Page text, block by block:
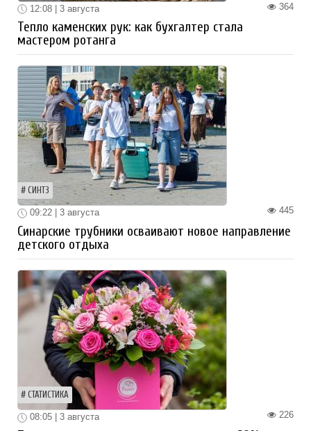
364
12:08 | 3 августа
Тепло каменских рук: как бухгалтер стала
мастером ротанга
СИНТЗ
445
09:22 | 3 августа
Синарские трубники осваивают новое направление
детского отдыха
СТАТИСТИКА
226
08:05 | 3 августа